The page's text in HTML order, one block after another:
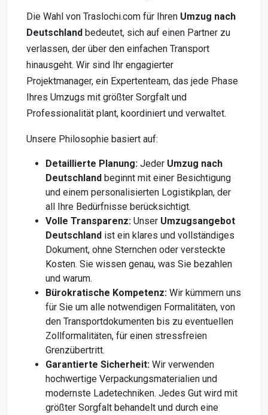
Die Wahl von Traslochi.com für Ihren Umzug nach
Deutschland bedeutet, sich auf einen Partner zu
verlassen, der über den einfachen Transport
hinausgeht. Wir sind Ihr engagierter
Projektmanager, ein Expertenteam, das jede Phase
Ihres Umzugs mit größter Sorgfalt und
Professionalität plant, koordiniert und verwaltet.
Unsere Philosophie basiert auf:
Detaillierte Planung: Jeder Umzug nach
Deutschland beginnt mit einer Besichtigung
und einem personalisierten Logistikplan, der
all Ihre Bedürfnisse berücksichtigt.
Volle Transparenz: Unser Umzugsangebot
Deutschland ist ein klares und vollständiges
Dokument, ohne Sternchen oder versteckte
Kosten. Sie wissen genau, was Sie bezahlen
und warum.
Bürokratische Kompetenz: Wir kümmern uns
für Sie um alle notwendigen Formalitäten, von
den Transportdokumenten bis zu eventuellen
Zollformalitäten, für einen stressfreien
Grenzübertritt.
Garantierte Sicherheit: Wir verwenden
hochwertige Verpackungsmaterialien und
modernste Ladetechniken. Jedes Gut wird mit
größter Sorgfalt behandelt und durch eine